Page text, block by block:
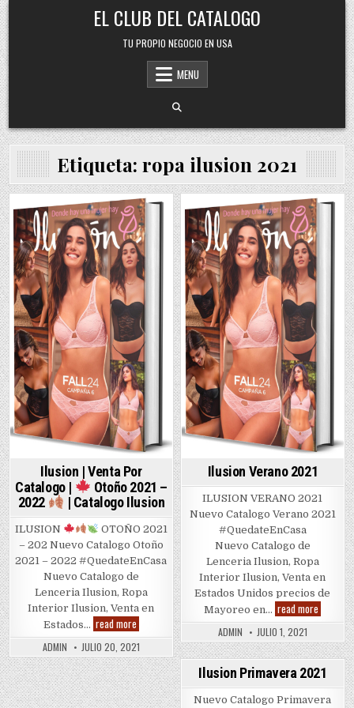
Skip
to
content
EL CLUB DEL CATALOGO
TU PROPIO NEGOCIO EN USA
MENU
Etiqueta: ropa ilusion 2021
Posted
in
Ilusion | Venta Por
Catalogo |
Otoño 2021 –
2022
| Catalogo Ilusion
ILUSION
OTOÑO 2021
– 202 Nuevo Catalogo Otoño
2021 – 2022 #QuedateEnCasa
Nuevo Catalogo de
Lenceria Ilusion, Ropa
Interior Ilusion, Venta en
Estados… read moreIlusion
|
Venta
Por
Catalogo
|
Otoño
ADMIN JULIO 20, 2021
Posted
in
Ilusion Verano 2021
ILUSION VERANO 2021
Nuevo Catalogo Verano 2021
#QuedateEnCasa
Nuevo Catalogo de
Lenceria Ilusion, Ropa
Interior Ilusion, Venta en
Estados Unidos precios de
Mayoreo en… read more
Verano
ADMIN JULIO 1, 2021
Posted
Ilusion Primavera 2021
Nuevo Catalogo Primavera